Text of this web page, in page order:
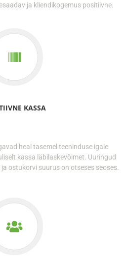
ja kliendikogemus positiivne.
KASSA
heal tasemel teeninduse igale
kassa läbilaskevõimet. Uuringud
ostukorvi suurus on otseses seoses.